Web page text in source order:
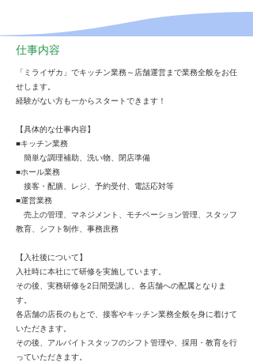
仕事内容
「ミライザカ」でキッチン業務～店舗運営まで業務全般をお任
せします。
経験がない方も一からスタートできます！
【具体的な仕事内容】
■キッチン業務
簡単な調理補助、洗い物、閉店準備
■ホール業務
接客・配膳、レジ、予約受付、電話応対等
■運営業務
売上の管理、マネジメント、モチベーション管理、スタッフ
教育、シフト制作、事務庶務
【入社後について】
入社時に本社にて研修を実施しています。
その後、実務研修を2日間受講し、各店舗への配属となりま
す。
各店舗の店長のもとで、接客やキッチン業務全般を身に着けて
いただきます。
その後、アルバイトスタッフのシフト管理や、採用・教育を行
っていただきます。